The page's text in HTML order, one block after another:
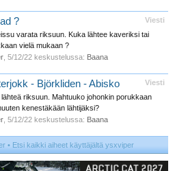
Viesti
?
varata riksuun. Kuka lähtee kaveriksi tai
vielä mukaan ?
5/12/22 keskustelussa: Baana
Viesti
- Björkliden - Abisko
riksuun. Mahtuuko johonkin porukkaan
kenestäkään lähtijäksi?
5/12/22 keskustelussa: Baana
Etsi kaikki aiheet käyttäjältä ysxviper